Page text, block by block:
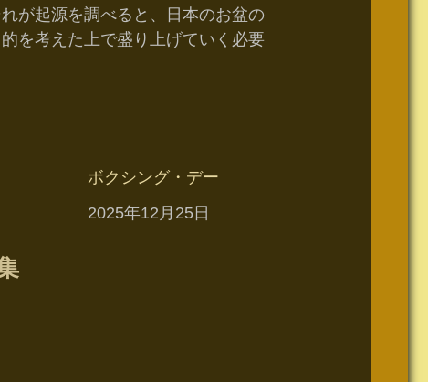
が起源を調べると、日本のお盆の
を考えた上で盛り上げていく必要
ボクシング・デー
日付
2025年12月25日